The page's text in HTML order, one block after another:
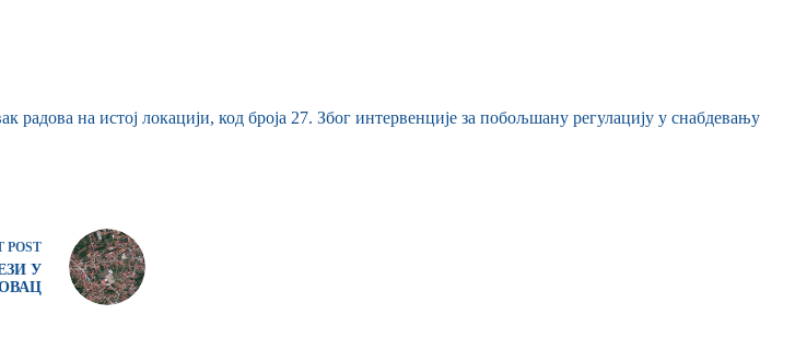
на истој локацији, код броја 27. Због интервенције за побољшану регулацију у снабдевању
POST
У